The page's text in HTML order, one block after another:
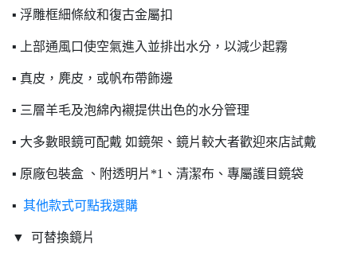
▪ 浮雕框細條紋和復古金屬扣
▪ 上部通風口使空氣進入並排出水分，以減少起霧
▪ 真皮，麂皮，或帆布帶飾邊
▪ 三層羊毛及泡綿內襯提供出色的水分管理
▪ 大多數眼鏡可配戴 如鏡架、鏡片較大者歡迎來店試戴
▪ 原廠包裝盒 、附透明片*1、清潔布、專屬護目鏡袋
▪ 其他款式可點我選購
▼ 可替換鏡片